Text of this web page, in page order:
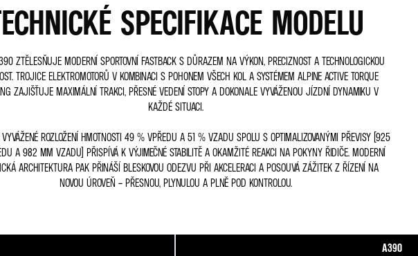
SPECIFIKACE MODELU
ZTĚLESŇUJE MODERNÍ SPORTOVNÍ FASTBACK S DŮRAZEM NA VÝKON, PRECIZNOST A TECHNOLOGICKOU
TROJICE ELEKTROMOTORŮ V KOMBINACI S POHONEM VŠECH KOL A SYSTÉMEM ALPINE ACTIVE TORQUE
ZAJIŠŤUJE MAXIMÁLNÍ TRAKCI, PŘESNÉ VEDENÍ STOPY A DOKONALE VYVÁŽENOU JÍZDNÍ DYNAMIKU V
KAŽDÉ SITUACI.
VYVÁŽENÉ ROZLOŽENÍ HMOTNOSTI 49 % VPŘEDU A 51 % VZADU SPOLU S OPTIMALIZOVANÝMI PŘEVISY (925
A 982 MM VZADU) PŘISPÍVÁ K VÝJIMEČNÉ STABILITĚ A OKAMŽITÉ REAKCI NA POKYNY ŘIDIČE. MODERNÍ
ARCHITEKTURA PAK PŘINÁŠÍ BLESKOVOU ODEZVU PŘI AKCELERACI A POSOUVÁ ZÁŽITEK Z ŘÍZENÍ NA
NOVOU ÚROVEŇ – PŘESNOU, PLYNULOU A PLNĚ POD KONTROLOU.
A390